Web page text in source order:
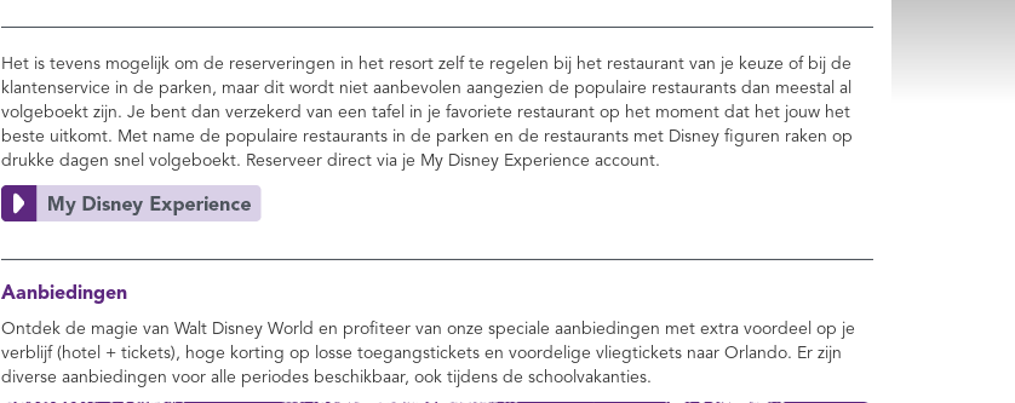
Het is tevens mogelijk om de reserveringen in het resort zelf te regelen bij het restaurant van je keuze of bij de
klantenservice in de parken, maar dit wordt niet aanbevolen aangezien de populaire restaurants dan meestal al
volgeboekt zijn. Je bent dan verzekerd van een tafel in je favoriete restaurant op het moment dat het jouw het
beste uitkomt. Met name de populaire restaurants in de parken en de restaurants met Disney figuren raken op
drukke dagen snel volgeboekt. Reserveer direct via je My Disney Experience account.
Aanbiedingen
Ontdek de magie van Walt Disney World en profiteer van onze speciale aanbiedingen met extra voordeel op je
verblijf (hotel + tickets), hoge korting op losse toegangstickets en voordelige vliegtickets naar Orlando. Er zijn
diverse aanbiedingen voor alle periodes beschikbaar, ook tijdens de schoolvakanties.